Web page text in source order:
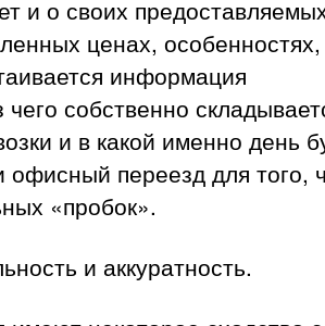
и о своих
ценах, особенностях,
информация
чего собственно
и в какой именно день
офисный переезд для того,
«пробок».
и аккуратность.